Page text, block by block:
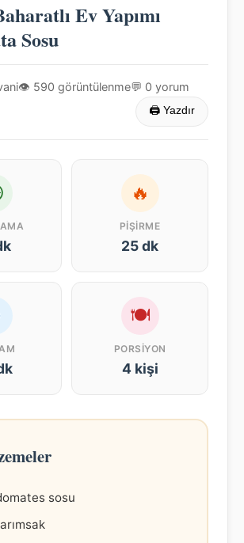
Ev Yapımı
Sosu
👁 590 görüntülenme💬 0 yorum
🖨 Yazdır
🔥
PIŞIRME
25 dk
🍽
PORSIYON
4 kişi
sosu